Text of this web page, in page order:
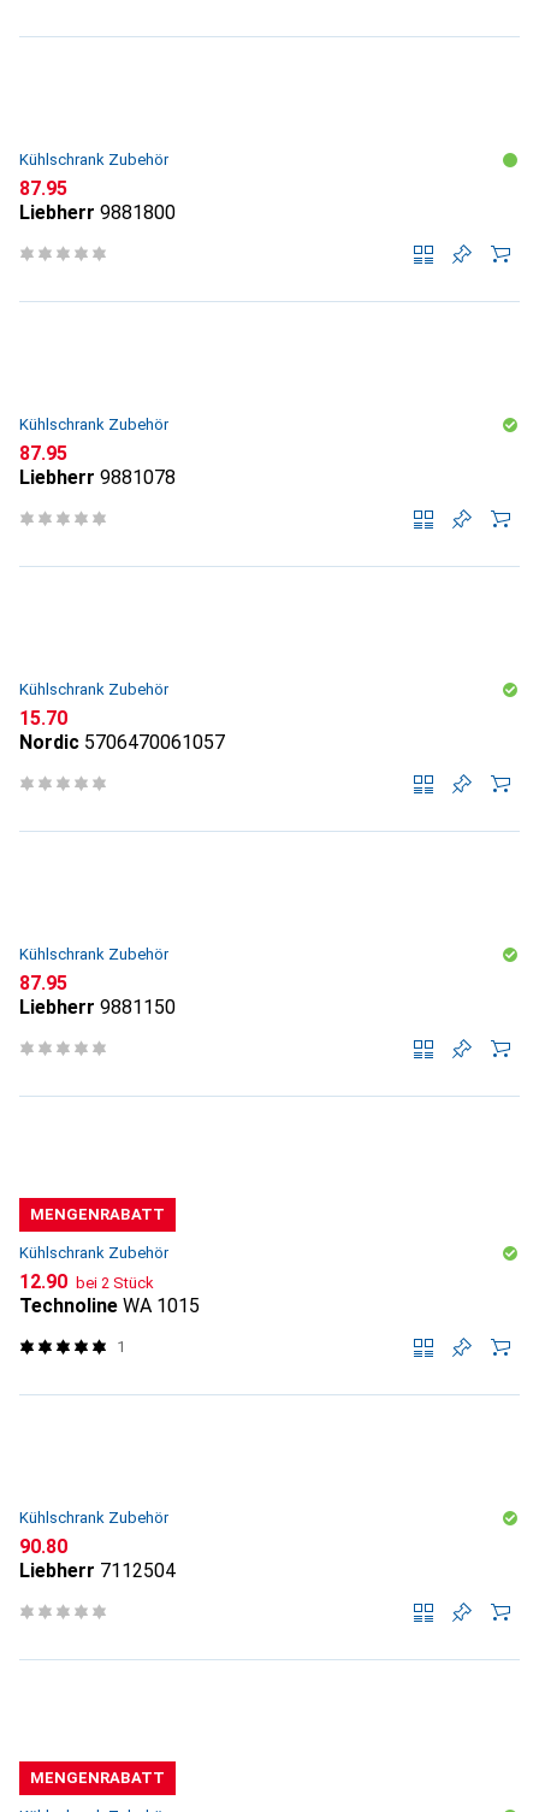
Kühlschrank Zubehör
CHF
87.95
Liebherr 9881800
Kühlschrank Zubehör
CHF
87.95
Liebherr 9881078
Kühlschrank Zubehör
CHF
15.70
Nordic 5706470061057
Kühlschrank Zubehör
CHF
87.95
Liebherr 9881150
MENGENRABATT
Kühlschrank Zubehör
CHF
12.90 bei 2 Stück
Technoline WA 1015
1
Kühlschrank Zubehör
CHF
90.80
Liebherr 7112504
MENGENRABATT